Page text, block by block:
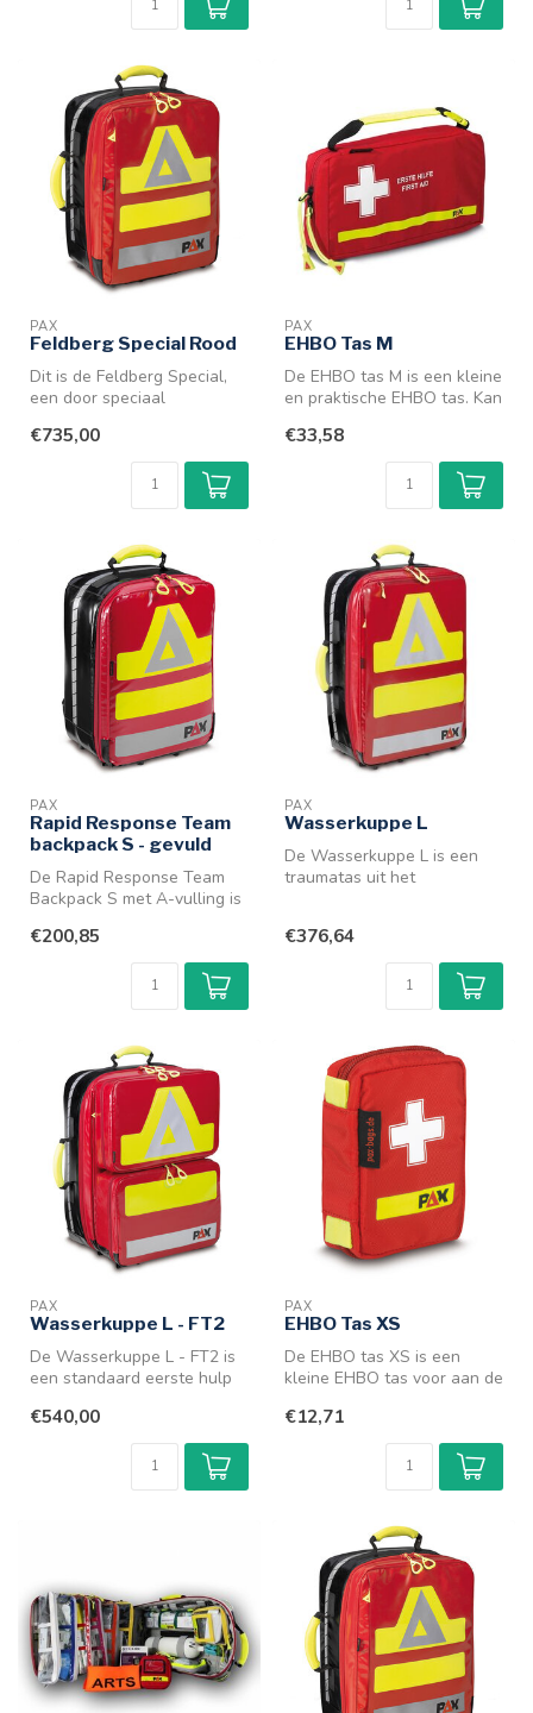
PAX
Feldberg Special Rood
Dit is de Feldberg Special,
een door speciaal
de Feldb...
€735,00
PAX
EHBO Tas M
De EHBO tas M is een kleine
en praktische EHBO tas. Kan
€33,58
PAX
Rapid Response Team
backpack S - gevuld
De Rapid Response Team
Backpack S met A-vulling is
Res...
€200,85
PAX
Wasserkuppe L
De Wasserkuppe L is een
traumatas uit het
€376,64
PAX
Wasserkuppe L - FT2
De Wasserkuppe L - FT2 is
een standaard eerste hulp
€540,00
PAX
EHBO Tas XS
De EHBO tas XS is een
kleine EHBO tas voor aan de
ong...
€12,71